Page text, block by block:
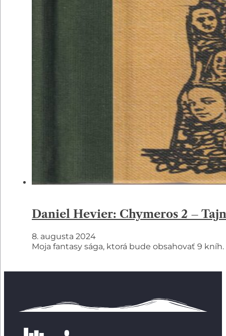
Daniel Hevier: Chymeros 2 –
8. augusta 2024
Moja fantasy sága, ktorá bude obsahovať 9